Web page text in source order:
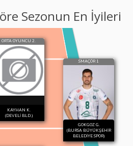
Sezonun En İyileri
ORTA OYUNCU 2.
KAYHAN K.
(DEVELİ BLD.)
SMAÇÖR 1
GOKGOZ G.
(BURSA BÜYÜKŞEHİR
BELEDİYE SPOR)